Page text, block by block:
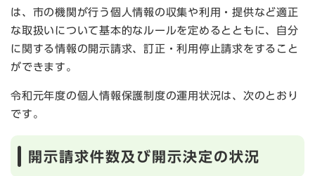
は、市の機関が行う個人情報の収集や利用・提供など適正
な取扱いについて基本的なルールを定めるとともに、自分
に関する情報の開示請求、訂正・利用停止請求をすること
ができます。
令和元年度の個人情報保護制度の運用状況は、次のとおり
です。
開示請求件数及び開示決定の状況